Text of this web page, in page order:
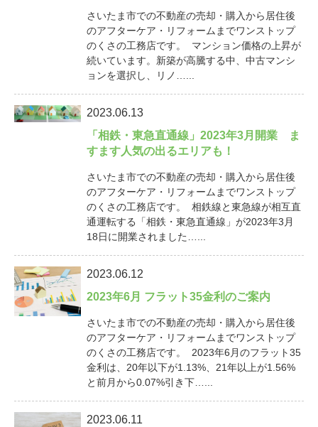
さいたま市での不動産の売却・購入から居住後
のアフターケア・リフォームまでワンストップ
のくさの工務店です。 マンション価格の上昇が
続いています。新築が高騰する中、中古マンシ
ョンを選択し、リノ…...
2023.06.13
「相鉄・東急直通線」2023年3月開業 ま
すます人気の出るエリアも！
さいたま市での不動産の売却・購入から居住後
のアフターケア・リフォームまでワンストップ
のくさの工務店です。 相鉄線と東急線が相互直
通運転する「相鉄・東急直通線」が2023年3月
18日に開業されました…...
2023.06.12
2023年6月 フラット35金利のご案内
さいたま市での不動産の売却・購入から居住後
のアフターケア・リフォームまでワンストップ
のくさの工務店です。 2023年6月のフラット35
金利は、20年以下が1.13%、21年以上が1.56%
と前月から0.07%引き下…...
2023.06.11